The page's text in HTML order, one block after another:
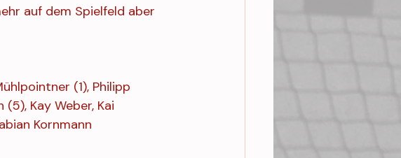
auf dem Spielfeld aber
(1), Philipp
Kay Weber, Kai
Kornmann